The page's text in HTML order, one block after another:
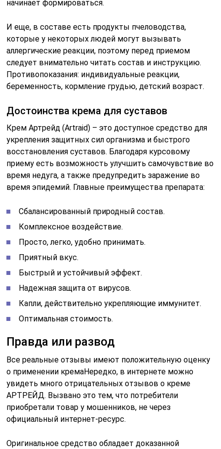
начинает формироваться.
И еще, в составе есть продукты пчеловодства,
которые у некоторых людей могут вызывать
аллергические реакции, поэтому перед приемом
следует внимательно читать состав и инструкцию.
Противопоказания: индивидуальные реакции,
беременность, кормление грудью, детский возраст.
Достоинства крема для суставов
Крем Артрейд (Artraid) – это доступное средство для
укрепления защитных сил организма и быстрого
восстановления суставов. Благодаря курсовому
приему есть возможность улучшить самочувствие во
время недуга, а также предупредить заражение во
время эпидемий. Главные преимущества препарата:
Сбалансированный природный состав.
Комплексное воздействие.
Просто, легко, удобно принимать.
Приятный вкус.
Быстрый и устойчивый эффект.
Надежная защита от вирусов.
Капли, действительно укрепляющие иммунитет.
Оптимальная стоимость.
Правда или развод
Все реальные отзывы имеют положительную оценку
о применении кремаНередко, в интернете можно
увидеть много отрицательных отзывов о креме
АРТРЕЙД. Вызвано это тем, что потребители
приобретали товар у мошенников, не через
официальный интернет-ресурс.
Оригинальное средство обладает доказанной